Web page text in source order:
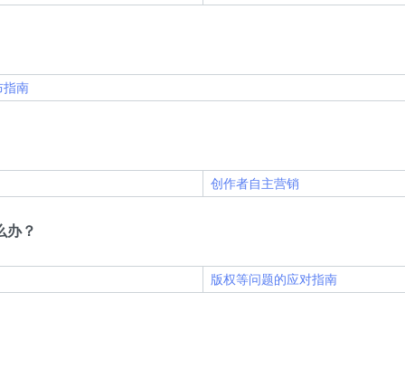
指南
创作者自主营销
办？
版权等问题的应对指南